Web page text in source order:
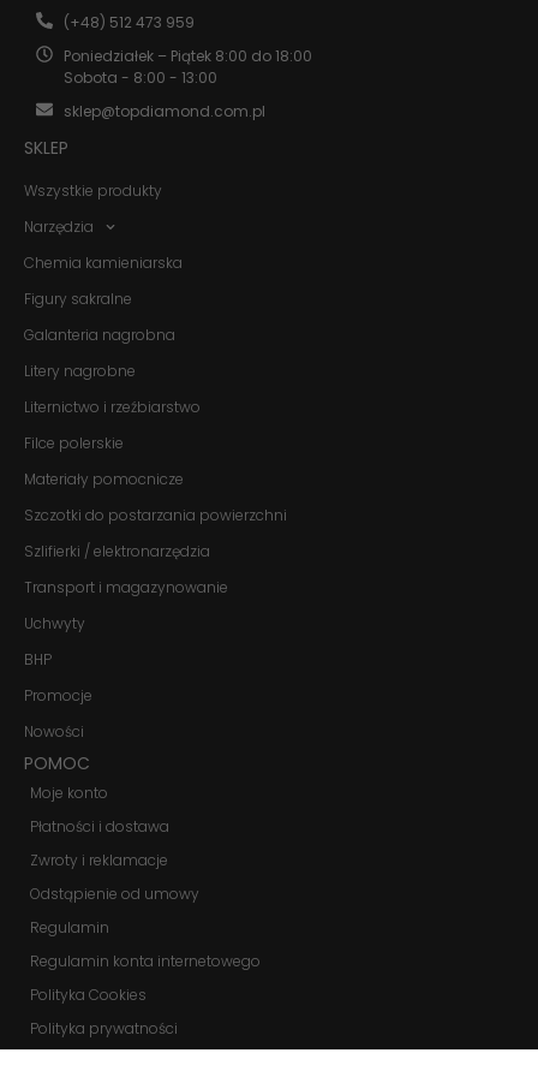
(+48) 512 473 959
Poniedziałek – Piątek 8:00 do 18:00
Sobota - 8:00 - 13:00
sklep@topdiamond.com.pl
SKLEP
Wszystkie produkty
Narzędzia
Chemia kamieniarska
Figury sakralne
Galanteria nagrobna
Litery nagrobne
Liternictwo i rzeźbiarstwo
Filce polerskie
Materiały pomocnicze
Szczotki do postarzania powierzchni
Szlifierki / elektronarzędzia
Transport i magazynowanie
Uchwyty
BHP
Promocje
Nowości
POMOC
Moje konto
Płatności i dostawa
Zwroty i reklamacje
Odstąpienie od umowy
Regulamin
Regulamin konta internetowego
Polityka Cookies
Polityka prywatności